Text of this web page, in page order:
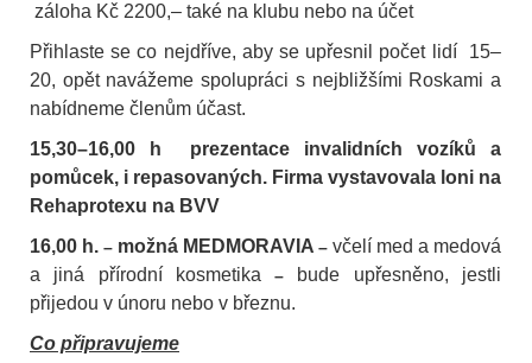
záloha Kč 2200,– také na klubu nebo na účet
Přihlaste se co nejdříve, aby se upřesnil počet lidí 15–
20, opět navážeme spolupráci s nejbližšími Roskami a
nabídneme členům účast.
15,30–16,00 h prezentace invalidních vozíků a
pomůcek, i repasovaných. Firma vystavovala loni na
Rehaprotexu na BVV
16,00 h. – možná MEDMORAVIA – včelí med a medová
a jiná přírodní kosmetika–
bude upřesněno, jestli
přijedou v únoru nebo v březnu.
Co připravujeme